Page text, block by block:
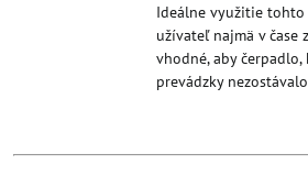
Ideálne využitie
užívateľ najmä v čase
vhodné, aby
prevádzky